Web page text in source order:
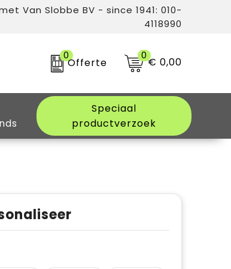
Van Slobbe BV - since 1941: 010-
4118990
0
Offerte
0€ 0,00
Speciaal
productverzoek